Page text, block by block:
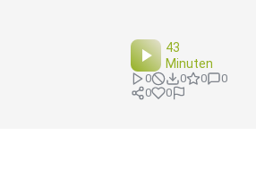
43
Minuten
0 0 0
0
0
0